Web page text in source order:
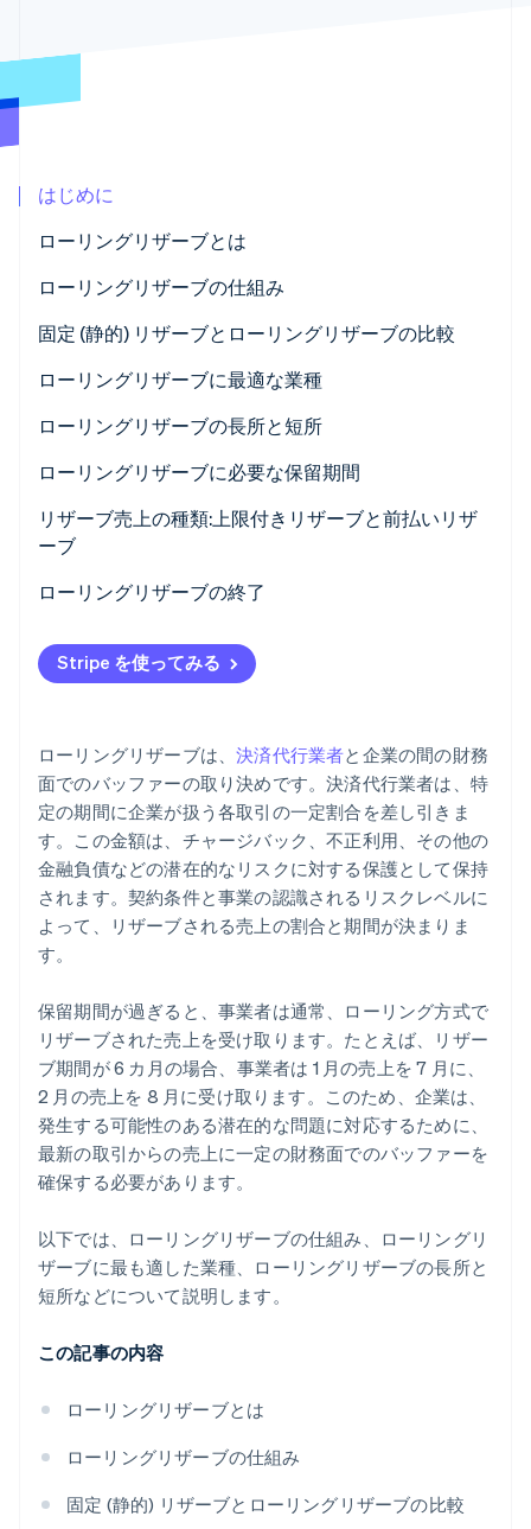
今後の予定を確認
Climate
カーボンリムーバル
オンライン本人確認
Stripe Sessions 2026
ご覧ください。
はじめに
ローリングリザーブとは
ローリングリザーブの仕組み
固定 (静的) リザーブとローリングリザーブの比較
固定 (静的) リザーブ
ローリングリザーブ
ローリングリザーブに最適な業種
ローリングリザーブの長所と短所
長所
短所
ローリングリザーブに必要な保留期間
リザーブ売上の種類:上限付きリザーブと前払いリザ
ーブ
上限付きリザーブ
前払いリザーブ
適切なリザーブタイプの選択
ローリングリザーブの終了
終了プロセス
終了の影響
Stripe を使ってみる
ローリングリザーブは、決済代行業者と企業の間の財務
面でのバッファーの取り決めです。決済代行業者は、特
定の期間に企業が扱う各取引の一定割合を差し引きま
す。この金額は、チャージバック、不正利用、その他の
金融負債などの潜在的なリスクに対する保護として保持
されます。契約条件と事業の認識されるリスクレベルに
よって、リザーブされる売上の割合と期間が決まりま
す。
保留期間が過ぎると、事業者は通常、ローリング方式で
リザーブされた売上を受け取ります。たとえば、リザー
ブ期間が 6 カ月の場合、事業者は 1 月の売上を 7 月に、
2 月の売上を 8 月に受け取ります。このため、企業は、
発生する可能性のある潜在的な問題に対応するために、
最新の取引からの売上に一定の財務面でのバッファーを
確保する必要があります。
以下では、ローリングリザーブの仕組み、ローリングリ
ザーブに最も適した業種、ローリングリザーブの長所と
短所などについて説明します。
この記事の内容
ローリングリザーブとは
ローリングリザーブの仕組み
固定 (静的) リザーブとローリングリザーブの比較